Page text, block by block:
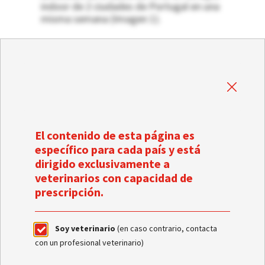
indoor de 2 ciudades de Portugal en una
misma semana (Imagen 1).
Mapa de Portugal donde se muestran los 6 casos
de RHD en conejos de compañía indoor: 2 en
El contenido de esta página es
específico para cada país y está
dirigido exclusivamente a
veterinarios con capacidad de
prescripción.
Soy veterinario (en caso contrario, contacta
con un profesional veterinario)